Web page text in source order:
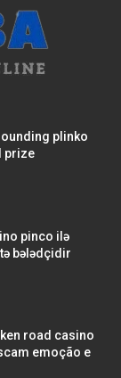
plinko
prize
pinco ilə
bələdçidir
road casino
emoção e